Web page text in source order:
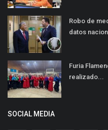
Robo de
datos
Furia
realizado...
SOCIAL MEDIA